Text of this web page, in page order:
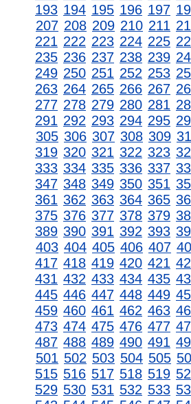
193 194 195 196 197
207 208 209 210 211
221 222 223 224 225
235 236 237 238 239
249 250 251 252 253
263 264 265 266 267
277 278 279 280 281
291 292 293 294 295
305 306 307 308 309
319 320 321 322 323
333 334 335 336 337
347 348 349 350 351
361 362 363 364 365
375 376 377 378 379
389 390 391 392 393
403 404 405 406 407
417 418 419 420 421
431 432 433 434 435
445 446 447 448 449
459 460 461 462 463
473 474 475 476 477
487 488 489 490 491
501 502 503 504 505
515 516 517 518 519
529 530 531 532 533